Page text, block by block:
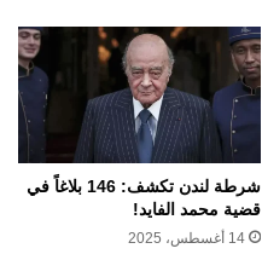
شرطة لندن تكشف: 146 بلاغاً في
قضية محمد الفايد!
14 أغسطس، 2025